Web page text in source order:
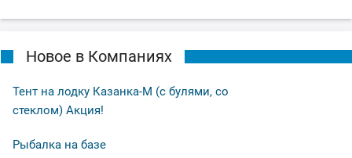
Новое в Компаниях
Тент на лодку Казанка-М (с булями, со
стеклом) Акция!
Рыбалка на базе